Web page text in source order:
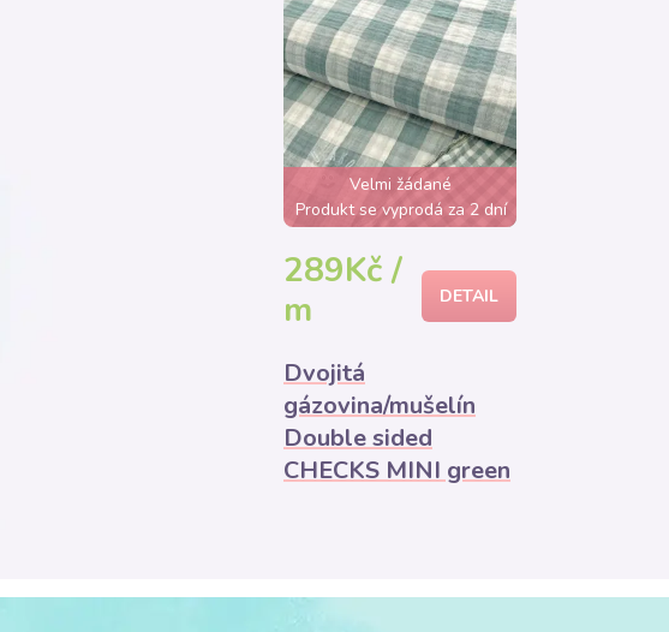
Velmi žádané
Produkt se vyprodá za 2 dní
289Kč /
m
DETAIL
Dvojitá
gázovina/mušelín
Double sided
CHECKS MINI green